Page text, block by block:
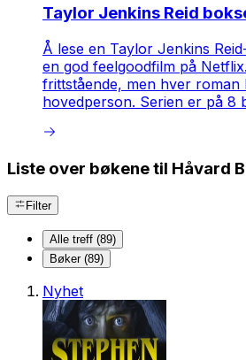
Taylor Jenkins Reid
Å lese en Taylor Jenkins
en god feelgoodfilm på
frittstående, men hver roman
hovedperson. Serien er på 8
Liste over bøkene til Håvard
Filter
Alle treff (89)
Bøker (89)
Nyhet